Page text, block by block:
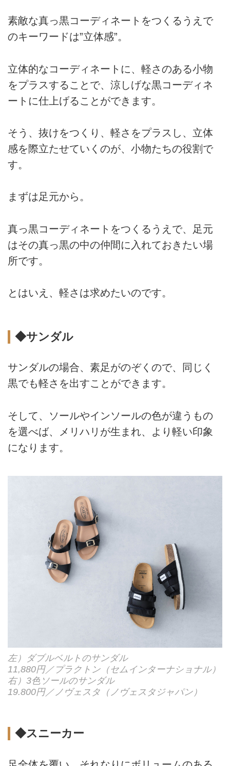
素敵な真っ黒コーディネートをつくるうえで
のキーワードは”立体感”。
立体的なコーディネートに、軽さのある小物
をプラスすることで、涼しげな黒コーディネ
ートに仕上げることができます。
そう、抜けをつくり、軽さをプラスし、立体
感を際立たせていくのが、小物たちの役割で
す。
まずは足元から。
真っ黒コーディネートをつくるうえで、足元
はその真っ黒の中の仲間に入れておきたい場
所です。
とはいえ、軽さは求めたいのです。
◆サンダル
サンダルの場合、素足がのぞくので、同じく
黒でも軽さを出すことができます。
そして、ソールやインソールの色が違うもの
を選べば、メリハリが生まれ、より軽い印象
になります。
左）ダブルベルトのサンダル
11,880円／プラクトン（セムインターナショナル）
右）3色ソールのサンダル
19.800円／ノヴェスタ（ノヴェスタジャパン）
◆スニーカー